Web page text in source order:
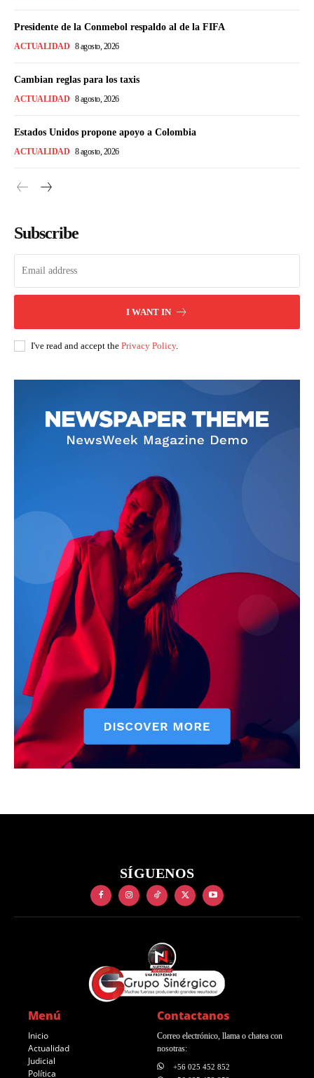
Presidente de la Conmebol respaldo al de la FIFA
ACTUALIDAD 8 agosto, 2026
Cambian reglas para los taxis
ACTUALIDAD 8 agosto, 2026
Estados Unidos propone apoyo a Colombia
ACTUALIDAD 8 agosto, 2026
Subscribe
I WANT IN
I've read and accept the Privacy Policy.
SÍGUENOS
Menú
Inicio
Actualidad
Judicial
Política
Contactanos
Correo electrónico, llama o chatea con
nosotras:
+56 025 452 852